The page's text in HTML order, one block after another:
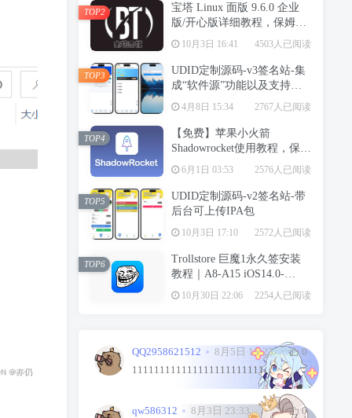
宝塔 Linux 面版 9.6.0 企业
版/开心版详细教程，保姆级
教学
10月3日 16:41 4503人已阅读
TOP2
UDID定制源码-v3签名站-集
成“软件源”功能以及支持上
传“免费证书”自签
4月8日 15:34 2767人已阅读
TOP3
【免费】苹果小火箭
Shadowrocket使用教程，保姆
级教学请勿用于违法行为！
6月1日 03:53 2576人已阅读
TOP4
UDID定制源码-v2签名站-带
后台可上传IPA包
10月3日 17:10 2572人已阅读
TOP5
Trollstore 巨魔1永久签安装
教程｜A8-A15 iOS14.0-
15.4.1
10月30日 22:06 2254人已阅读
TOP6
QQ2958621512 8月5日 15:23
0
111111111111111111111111
qw586312 8月3日 23:33
0